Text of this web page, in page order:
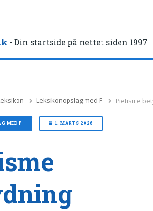
- Din startside på nettet siden 1997
Leksikonopslag med P Pietisme
MED P 1. MARTS 2026